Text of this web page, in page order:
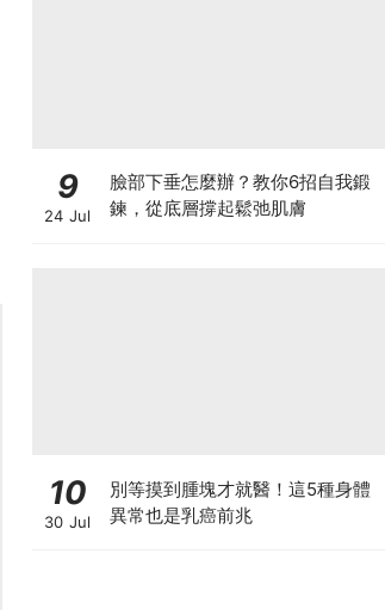
9
24 Jul
臉部下垂怎麼辦？教你6招自我鍛
鍊，從底層撐起鬆弛肌膚
10
30 Jul
別等摸到腫塊才就醫！這5種身體
異常也是乳癌前兆